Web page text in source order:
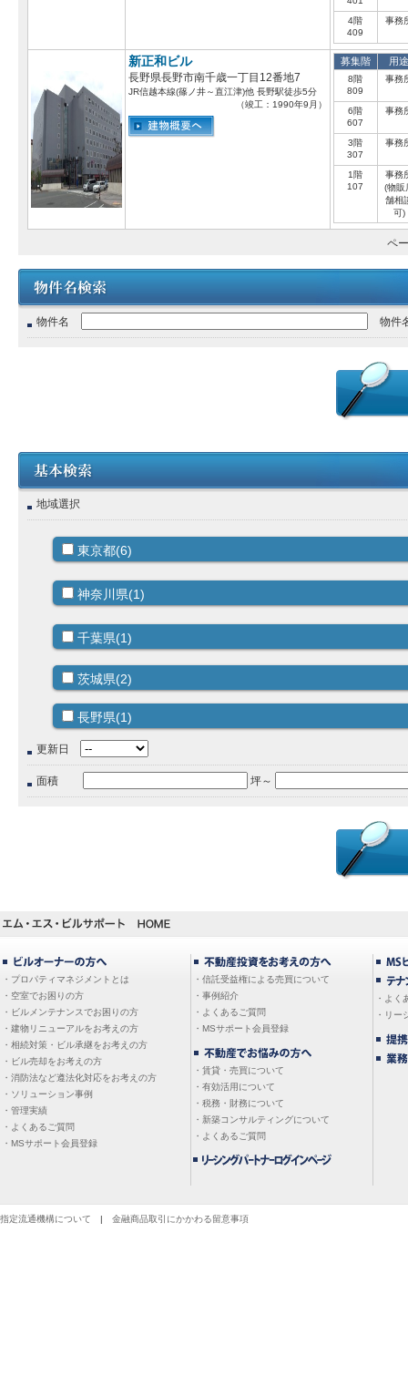
4階
409
事務
新正和ビル
長野県長野市南千歳一丁目12番地7
JR信越本線(篠ノ井～直江津)他 長野駅徒歩5分
（竣工：1990年9月）
募集階 用
8階
809
事務
6階
607
事務
3階
307
事務
1階
107
事務
(物販
舗相
可)
ペ
物件名 物件
地域選択
東京都(6)
神奈川県(1)
千葉県(1)
茨城県(2)
長野県(1)
更新日
面積 坪～
・プロパティマネジメントとは
・空室でお困りの方
・ビルメンテナンスでお困りの方
・建物リニューアルをお考えの方
・相続対策・ビル承継をお考えの方
・ビル売却をお考えの方
・消防法など遵法化対応をお考えの方
・ソリューション事例
・管理実績
・よくあるご質問
・MSサポート会員登録
・信託受益権による売買について
・事例紹介
・よくあるご質問
・MSサポート会員登録
・賃貸・売買について
・有効活用について
・税務・財務について
・新築コンサルティングについて
・よくあるご質問
・よく
・リー
指定流通機構について | 金融商品取引にかかわる留意事項